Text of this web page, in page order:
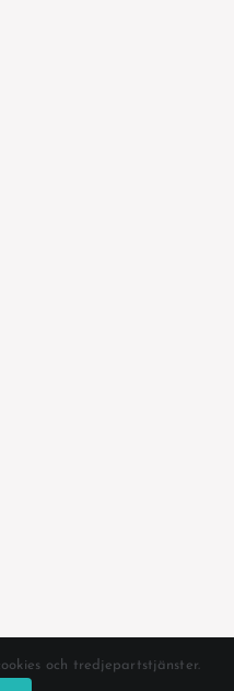
och tredjepartstjänster.